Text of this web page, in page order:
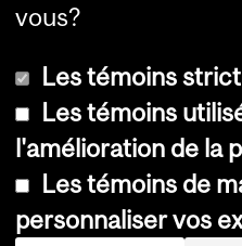
Copyright ©
vous?
Les témoins
Les témoins
l'amélioration de la
Les témoins de
personnaliser vos